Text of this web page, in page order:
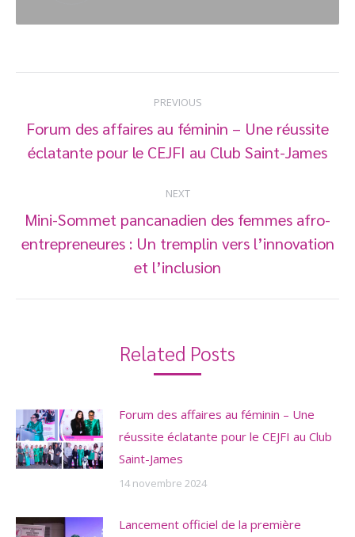
navigation
PREVIOUS
Previous
post:
Forum des affaires au féminin – Une réussite
éclatante pour le CEJFI au Club Saint-James
NEXT
Next
post:
Mini-Sommet pancanadien des femmes afro-
entrepreneures : Un tremplin vers l’innovation
et l’inclusion
Related Posts
Forum des affaires au féminin – Une
réussite éclatante pour le CEJFI au Club
Saint-James
14 novembre 2024
Lancement officiel de la première